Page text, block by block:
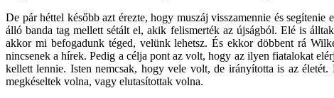
De pár héttel később azt érezte, hogy muszáj visszamennie és
álló banda tag mellett sétált el, akik felismerték az újságból. Elé is
akkor mi befogadunk téged, velünk lehetsz. És ekkor döbbent rá
nincsenek a hírek. Pedig a célja pont az volt, hogy az ilyen fiatalokat
kellett lennie. Isten nemcsak, hogy vele volt, de irányította is az
megkéseltek volna, vagy elutasítottak volna.